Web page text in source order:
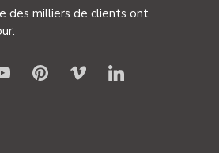
des milliers de clients ont